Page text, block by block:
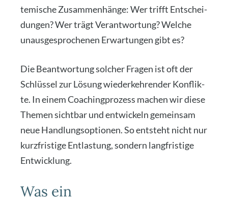
te­mi­sche Zusam­men­hän­ge: Wer trifft Ent­schei­
dun­gen? Wer trägt Ver­ant­wor­tung? Wel­che
unaus­ge­spro­che­nen Erwar­tun­gen gibt es?
Die Beant­wor­tung sol­cher Fra­gen ist oft der
Schlüs­sel zur Lösung wie­der­keh­ren­der Kon­flik­
te. In einem Coa­ching­pro­zess machen wir die­se
The­men sicht­bar und ent­wi­ckeln gemein­sam
neue Hand­lungs­op­tio­nen. So ent­steht nicht nur
kurz­fris­ti­ge Ent­las­tung, son­dern lang­fris­ti­ge
Ent­wick­lung.
Was ein